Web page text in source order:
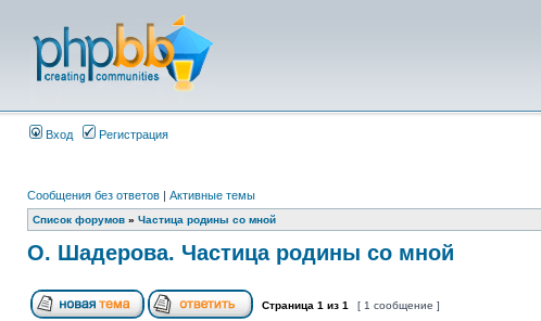
Вход Регистрация
Сообщения без ответов | Активные темы
Список форумов » Частица родины со мной
О. Шадерова. Частица родины со мной
Страница 1 из 1 [ 1 сообщение ]